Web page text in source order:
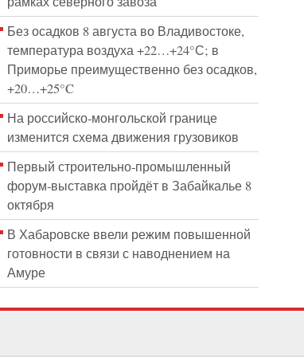
Без осадков 8 августа во Владивостоке,
температура воздуха +22…+24°С; в
Приморье преимущественно без осадков,
+20…+25°C
На российско‑монгольской границе
изменится схема движения грузовиков
Первый строительно‑промышленный
форум‑выставка пройдёт в Забайкалье 8
октября
В Хабаровске ввели режим повышенной
готовности в связи с наводнением на
Амуре